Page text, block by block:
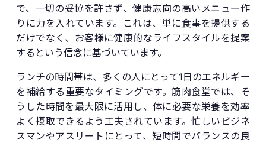
で、一切の妥協を許さず、健康志向の高いメニュー作
りに力を入れています。これは、単に食事を提供する
だけでなく、お客様に健康的なライフスタイルを提案
するという信念に基づいています。
ランチの時間帯は、多くの人にとって1日のエネルギー
を補給する重要なタイミングです。筋肉食堂では、そ
うした時間を最大限に活用し、体に必要な栄養を効率
よく摂取できるよう工夫されています。忙しいビジネ
スマンやアスリートにとって、短時間でバランスの良